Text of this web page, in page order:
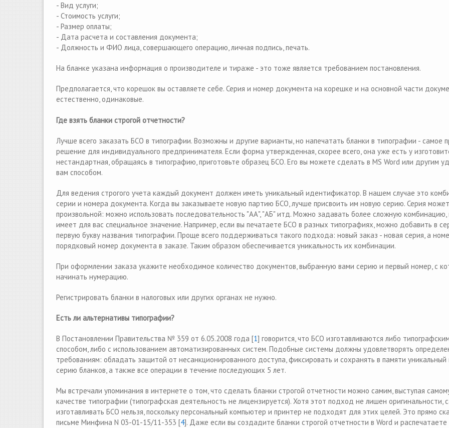
- Вид услуги;
- Стоимость услуги;
- Размер оплаты;
- Дата расчета и составления документа;
- Должность и ФИО лица, совершающего операцию, личная подпись, печать.
На бланке указана информация о производителе и тираже - это тоже является требованием постановления.
Предполагается, что корешок вы оставляете себе. Серия и номер документа на корешке и на основной части
естественно, одинаковые.
Где взять бланки строгой отчетности?
Лучше всего заказать БСО в типографии. Возможны и другие варианты, но напечатать бланки в типографии - самое
решение для индивидуального предпринимателя. Если форма утвержденная, скорее всего, она уже есть у
нестандартная, обращаясь в типографию, приготовьте образец БСО. Его вы можете сделать в MS Word или другим
вам способом.
Для ведения строгого учeта каждый документ должен иметь уникальный идентификатор. В нашем случае это
серии и номера документа. Когда вы заказываете новую партию БСО, лучше присвоить им новую серию. Серия
произвольной: можно использовать последовательность "АА", "АБ" итд. Можно задавать более сложную комбинацию,
имеет для вас специальное значение. Например, если вы печатаете БСО в разных типографиях, можно добавить в
первую букву названия типографии. Проще всего поддерживаться такого подхода: новый заказ - новая серия, а
порядковый номер документа в заказе. Таким образом обеспечивается уникальность их комбинации.
При оформлении заказа укажите необходимое количество документов, выбранную вами серию и первый номер, с
начинать нумерацию.
Регистрировать бланки в налоговых или других органах не нужно.
Есть ли альтернативы типографии?
В Постановлении Правительства № 359 от 6.05.2008 года [1] говорится, что БСО изготавливаются либо
способом, либо с использованием автоматизированных систем. Подобные системы должны удовлетворять
требованиям: обладать защитой от несанкционированного доступа, фиксировать и сохранять в памяти
серию бланков, а также все операции в течение последующих 5 лет.
Mы встречали упоминания в интернете о том, что сделать бланки строгой отчетности можно самим, выступая
качестве типографии (типографская деятельность не лицензируется). Хотя этот подход не лишен оригинальности,
изготавливать БСО нельзя, поскольку персональный компьютер и принтер не подходят для этих целей. Это прямо
письме Минфина N 03-01-15/11-353 [4]. Даже если вы создадите бланки строгой отчетности в Word и распечатаете